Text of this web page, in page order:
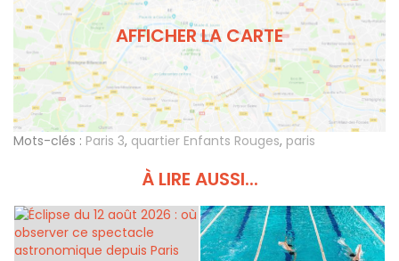
AFFICHER LA CARTE
Mots-clés : Paris 3, quartier Enfants Rouges, paris
À LIRE AUSSI...